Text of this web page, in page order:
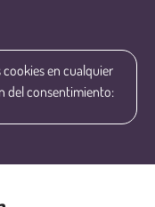
en cualquier
del consentimiento: